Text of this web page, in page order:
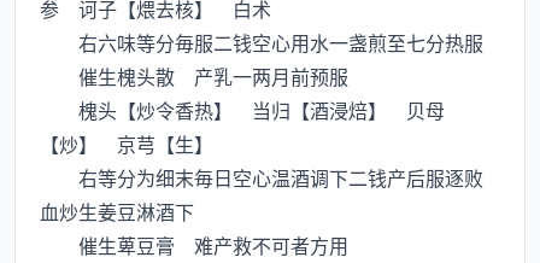
参 诃子【煨去核】 白术
右六味等分毎服二钱空心用水一盏煎至七分热服
催生槐头散 产乳一两月前预服
槐头【炒令香热】 当归【酒浸焙】 贝母
【炒】 京芎【生】
右等分为细末毎日空心温酒调下二钱产后服逐败
血炒生姜豆淋酒下
催生萆豆膏 难产救不可者方用